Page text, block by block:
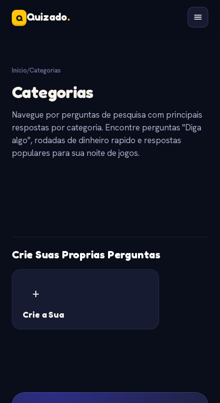
Q Quizado.
Início/Categorias
Categorias
Navegue por perguntas de pesquisa com principais
respostas por categoria. Encontre perguntas "Diga
algo", rodadas de dinheiro rapido e respostas
populares para sua noite de jogos.
Crie Suas Proprias Perguntas
+
Crie a Sua